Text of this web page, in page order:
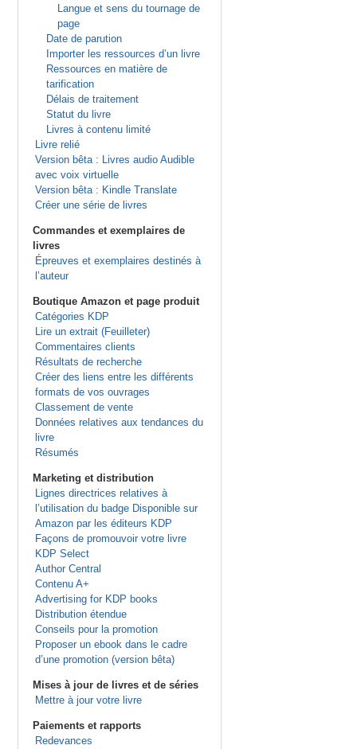
Langue et sens du tournage de
page
Date de parution
Importer les ressources d’un livre
Ressources en matière de
tarification
Délais de traitement
Statut du livre
Livres à contenu limité
Livre relié
Version bêta : Livres audio Audible
avec voix virtuelle
Version bêta : Kindle Translate
Créer une série de livres
Commandes et exemplaires de
livres
Épreuves et exemplaires destinés à
l’auteur
Boutique Amazon et page produit
Catégories KDP
Lire un extrait (Feuilleter)
Commentaires clients
Résultats de recherche
Créer des liens entre les différents
formats de vos ouvrages
Classement de vente
Données relatives aux tendances du
livre
Résumés
Marketing et distribution
Lignes directrices relatives à
l’utilisation du badge Disponible sur
Amazon par les éditeurs KDP
Façons de promouvoir votre livre
KDP Select
Author Central
Contenu A+
Advertising for KDP books
Distribution étendue
Conseils pour la promotion
Proposer un ebook dans le cadre
d’une promotion (version bêta)
Mises à jour de livres et de séries
Mettre à jour votre livre
Paiements et rapports
Redevances